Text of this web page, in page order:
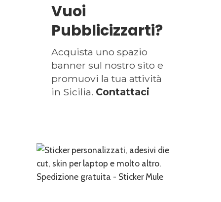
Vuoi
Pubblicizzarti?
Acquista uno spazio
banner sul nostro sito e
promuovi la tua attività
in Sicilia. Contattaci